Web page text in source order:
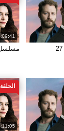
مسلسل
الحلقة 24